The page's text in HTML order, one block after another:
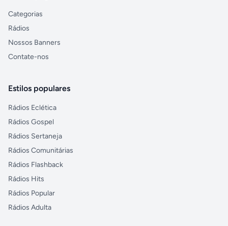
Categorias
Rádios
Nossos Banners
Contate-nos
Estilos populares
Rádios Eclética
Rádios Gospel
Rádios Sertaneja
Rádios Comunitárias
Rádios Flashback
Rádios Hits
Rádios Popular
Rádios Adulta